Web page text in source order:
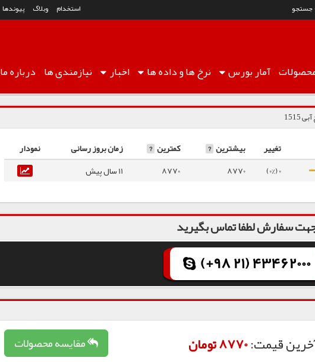
استخدام وبلاگ پیوندها جستجو
آماربورس نرخ هاو داده ها اخبار نیازمندی ها درباره ما
1515
تغییر بیشترین ? کمترین ? زمان بروز رسانی
نمودار
0 (0%)
8770
8770 11 سال پیش
سفارش لطفا تماس بگیرید
(+98 21) 43462000
مقایسه محصولات قیمت:8770 تومان